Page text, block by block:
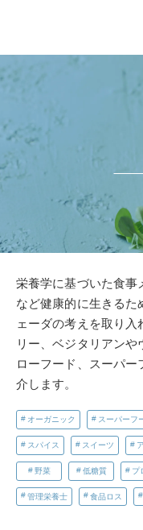
栄養学に基づいた食事
など健康的に生きるた
ェーダの考えを取り
リー、ベジタリアンや
ローフード、スーパ
介します。
オーガニック スーパーフ
スパイス スイーツ
野菜 低糖質 プ
管理栄養士 食品ロス